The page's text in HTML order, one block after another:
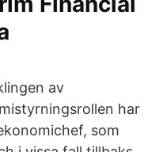
av
har
som